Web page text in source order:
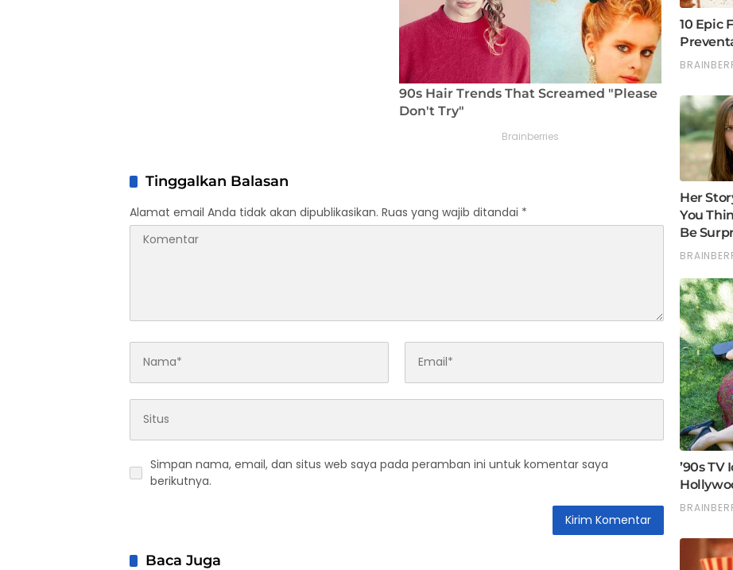
Tinggalkan Balasan
Alamat email Anda tidak akan dipublikasikan. Ruas yang wajib ditandai *
Simpan nama, email, dan situs web saya pada peramban ini untuk komentar saya
berikutnya.
Baca Juga